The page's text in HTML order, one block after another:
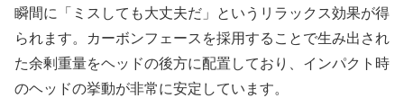
瞬間に「ミスしても大丈夫だ」というリラックス効果が得
られます。カーボンフェースを採用することで生み出され
た余剰重量をヘッドの後方に配置しており、インパクト時
のヘッドの挙動が非常に安定しています。